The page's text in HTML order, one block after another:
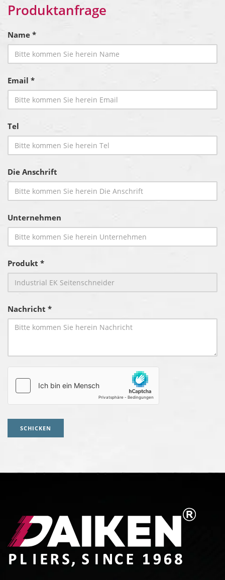
Produktanfrage
Name *
Email *
Tel
Die Anschrift
Unternehmen
Produkt *
Nachricht *
SCHICKEN